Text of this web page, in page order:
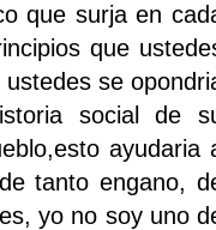
que surja en
que
se
social de
ayudaria
tanto engano,
yo no soy uno